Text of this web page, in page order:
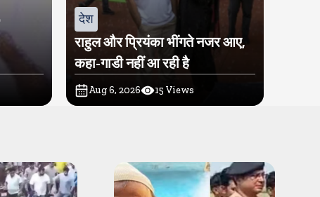
देश
राहुल और प्रियंका भींगते नजर आए,
कहा-गाडी नहीं आ रही है
Aug 6, 2026 15 Views